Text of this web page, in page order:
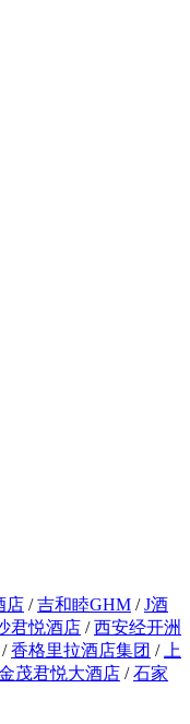
店 /吉和睦GHM /J酒
君悦酒店 /西安经开洲
/香格里拉酒店集团 /
上
金茂君悦大酒店 /石家